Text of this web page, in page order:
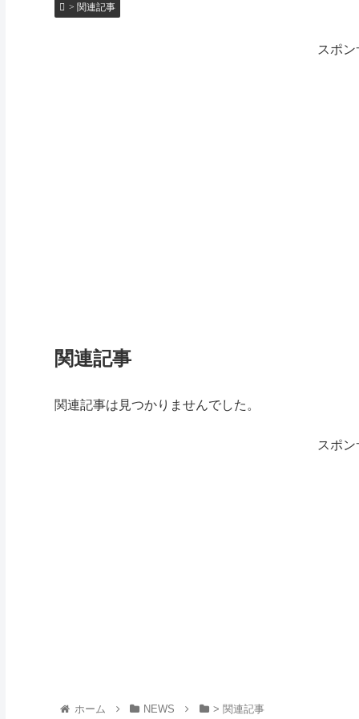
> 関連記事
スポン
関連記事
関連記事は見つかりませんでした。
スポン
ホーム NEWS > 関連記事